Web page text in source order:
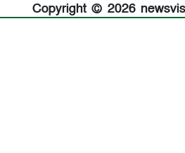
Copyright © 2026